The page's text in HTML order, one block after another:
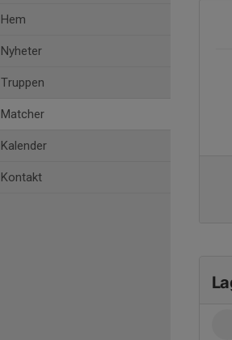
Hem
Nyheter
Truppen
Matcher
Kalender
Kontakt